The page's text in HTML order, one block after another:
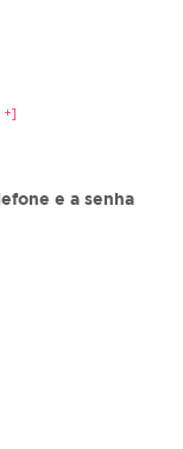
+]
e a senha